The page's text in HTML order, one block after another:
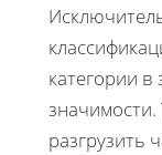
категории
значимости.
разгрузить